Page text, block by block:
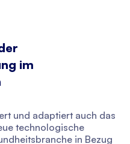
im
und adaptiert auch das
technologische
in Bezug